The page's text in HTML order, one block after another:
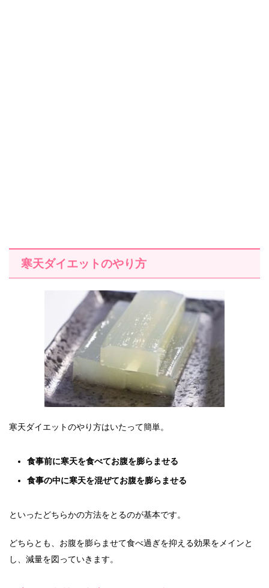
寒天ダイエットのやり方
寒天ダイエットのやり方はいたって簡単。
食事前に寒天を食べてお腹を膨らませる
食事の中に寒天を混ぜてお腹を膨らませる
といったどちらかの方法をとるのが基本です。
どちらとも、お腹を膨らませて食べ過ぎを抑える効果をメインと
し、減量を図っていきます。